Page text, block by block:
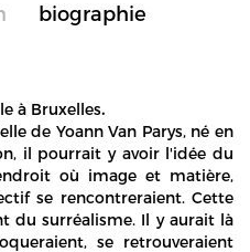
biographie
à Bruxelles.
de Yoann Van Parys, né en
il pourrait y avoir l'idée du
où image et matière,
se rencontreraient. Cette
du surréalisme. Il y aurait là
se retrouveraient